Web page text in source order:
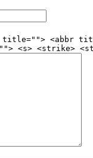
<abbr
<s> <strike>